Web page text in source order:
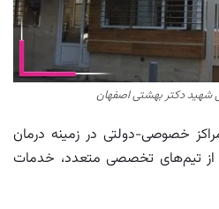
شهید دکتر بهشتی اصفهان
خصوصی-دولتی در زمینه درمان
از تیم‌های تخصصی متعدد، خدمات